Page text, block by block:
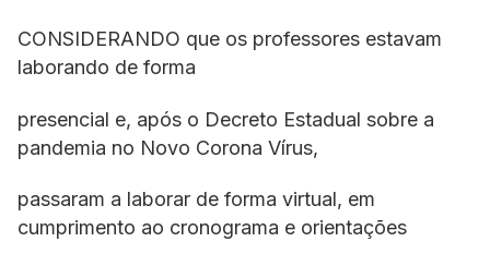
CONSIDERANDO que os professores estavam
laborando de forma
presencial e, após o Decreto Estadual sobre a
pandemia no Novo Corona Vírus,
passaram a laborar de forma virtual, em
cumprimento ao cronograma e orientações